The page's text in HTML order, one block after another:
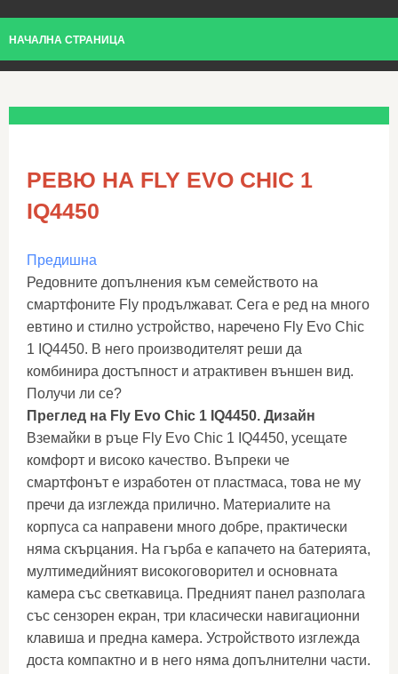
НАЧАЛНА СТРАНИЦА
РЕВЮ НА FLY EVO CHIC 1
IQ4450
Предишна
Редовните допълнения към семейството на
смартфоните Fly продължават. Сега е ред на много
евтино и стилно устройство, наречено Fly Evo Chic
1 IQ4450. В него производителят реши да
комбинира достъпност и атрактивен външен вид.
Получи ли се?
Преглед на Fly Evo Chic 1 IQ4450. Дизайн
Вземайки в ръце Fly Evo Chic 1 IQ4450, усещате
комфорт и високо качество. Въпреки че
смартфонът е изработен от пластмаса, това не му
пречи да изглежда прилично. Материалите на
корпуса са направени много добре, практически
няма скърцания. На гърба е капачето на батерията,
мултимедийният високоговорител и основната
камера със светкавица. Предният панел разполага
със сензорен екран, три класически навигационни
клавиша и предна камера. Устройството изглежда
доста компактно и в него няма допълнителни части.